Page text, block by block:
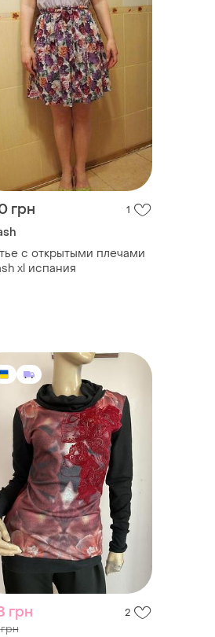
грн 1
с открытыми плечами
xl испания
грн 2